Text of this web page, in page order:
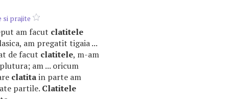
prajite
am facut clatitele
am pregatit tigaia ...
de facut clatitele, m-am
am ... oricum
clatitain parte am
partile. Clatitele